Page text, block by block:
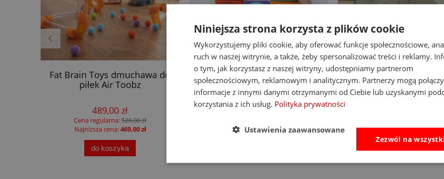
Fat Brain Toys dmuchawa do
piłek Air Toobz
489,00 zł
Cena regularna:526,00 zł
Najniższa cena:469,00 zł
do koszyka
-14%
Fat Brain Toys tablica
manipulacyjna PlayTab
138,00 zł
Najniższa cena:160,00 zł
Little Dutch namiot
up z powłoką UV40 Fresh
Najniższa cena:255,00 zł
Niniejsza strona korzysta z plików cookie
Wykorzystujemy pliki cookie, aby oferować funkcje społecznościowe,
ruch w naszej witrynie, a także, żeby spersonalizować treści i reklamy.
o tym, jak korzystasz z naszej witryny, udostępniamy partnerom
społecznościowym, reklamowym i analitycznym. Partnerzy mogą
informacje z innymi danymi otrzymanymi od Ciebie lub uzyskanymi
korzystania z ich usług. Polityka prywatności
Zezwól na
Ustawienia zaawansowane